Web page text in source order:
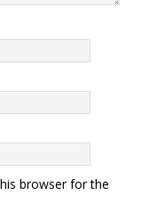
browser for the